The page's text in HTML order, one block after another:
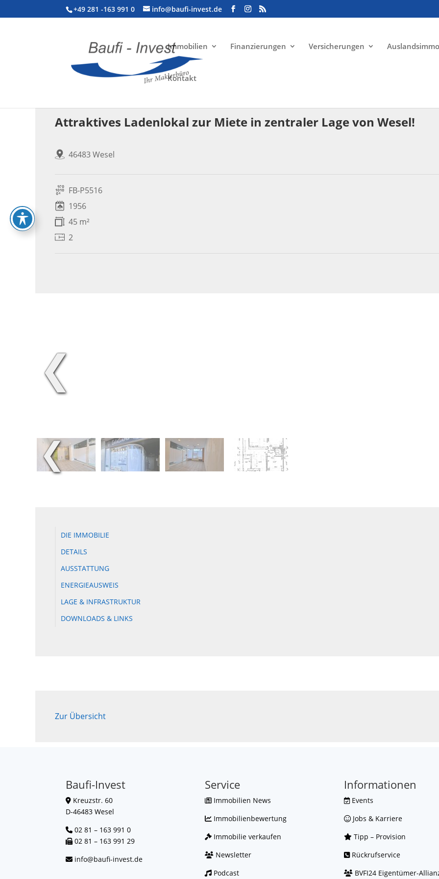
+49 281 -163 991 0 info@baufi-invest.de
Immobilien Finanzierungen Versicherungen
Kontakt
Attraktives Ladenlokal zur Miete in zentraler Lage von Wesel!
46483 Wesel
FB-P5516
1956
45 m²
2
❮
❮
DIE IMMOBILIE
DETAILS
AUSSTATTUNG
ENERGIEAUSWEIS
LAGE & INFRASTRUKTUR
DOWNLOADS & LINKS
Zur Übersicht
Baufi-Invest
Kreuzstr. 60
D-46483 Wesel
02 81 – 163 991 0
02 81 – 163 991 29
info@baufi-invest.de
Service
Immobilien News
Immobilienbewertung
Immobilie verkaufen
Newsletter
Podcast
Informationen
Events
Jobs & Karriere
Tipp – Provision
Rückrufservice
BVFI24 Eigentümer-